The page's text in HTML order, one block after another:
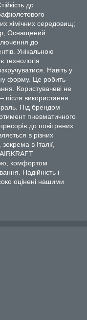
до
хімічних середовищ;
Оснащений
до
Унікальною
технологія
Навіть у
форму. Це робить
Користувачеві не
після використання
Під брендом
пневматичного
до повітряних
в різних
в Італії,
AIRKRAFT
комфортом
Надійність і
оцінені нашими